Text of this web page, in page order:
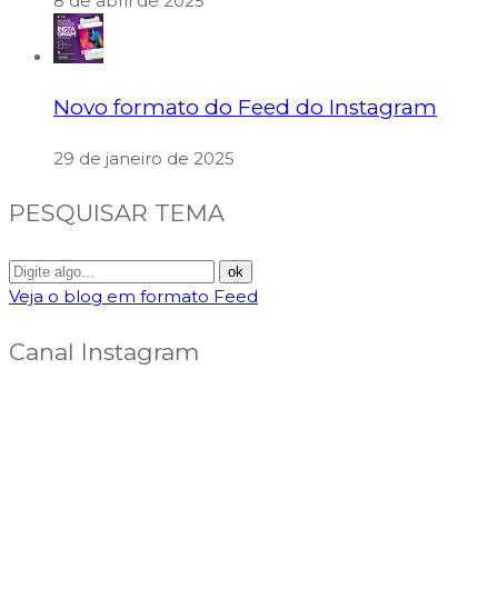
Novo formato do Feed do Instagram
29 de janeiro de 2025
PESQUISAR TEMA
Veja o blog em formato Feed
Canal Instagram